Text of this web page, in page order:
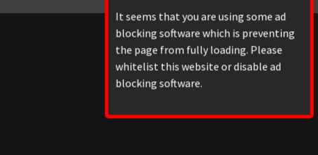
It seems that you are using some ad
blocking software which is preventing
the page from fully loading. Please
whitelist this website or disable ad
blocking software.